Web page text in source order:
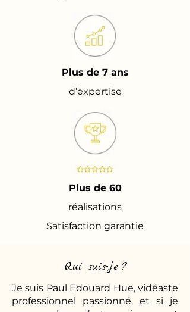
Plus de 7 ans
d’expertise
Plus de 60
réalisations
Satisfaction garantie
Qui suis-je ?
Je suis Paul Edouard Hue, vidéaste
professionnel passionné, et si je